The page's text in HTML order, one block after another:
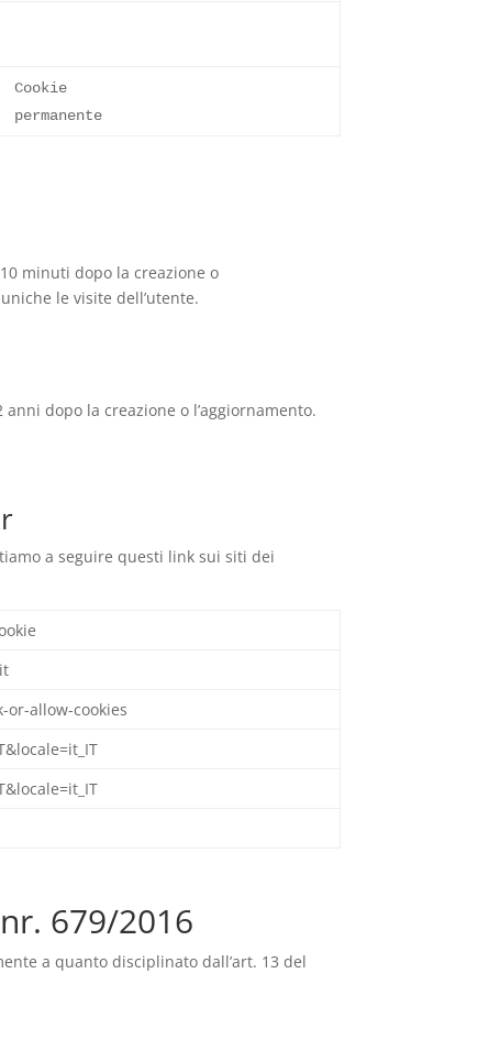
Cookie
permanente
minuti dopo la creazione o
le visite dell’utente.
dopo la creazione o l’aggiornamento.
a seguire questi link sui siti dei
allow-cookies
679/2016
a quanto disciplinato dall’art. 13 del